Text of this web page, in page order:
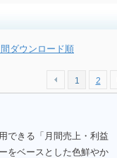
間ダウンロード順
1 2
できる「月間売上・利益
をベースとした色鮮やか